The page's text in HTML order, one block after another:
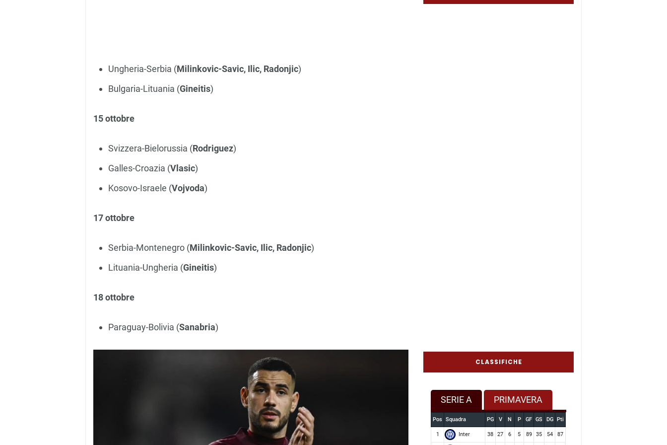
Ungheria-Serbia (Milinkovic-Savic, Ilic, Radonjic)
Bulgaria-Lituania (Gineitis)
15 ottobre
Svizzera-Bielorussia (Rodriguez)
Galles-Croazia (Vlasic)
Kosovo-Israele (Vojvoda)
17 ottobre
Serbia-Montenegro (Milinkovic-Savic, Ilic, Radonjic)
Lituania-Ungheria (Gineitis)
18 ottobre
Paraguay-Bolivia (Sanabria)
CLASSIFICHE
SERIE A PRIMAVERA
Pos Squadra PG V N P GF GS DG Pti
1 Inter 38 27 6 5 89 35 54 87